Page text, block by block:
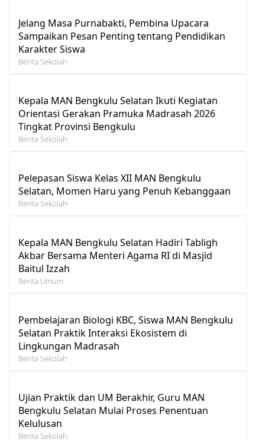
Jelang Masa Purnabakti, Pembina Upacara
Sampaikan Pesan Penting tentang Pendidikan
Karakter Siswa
Berita Sekolah
Kepala MAN Bengkulu Selatan Ikuti Kegiatan
Orientasi Gerakan Pramuka Madrasah 2026
Tingkat Provinsi Bengkulu
Berita Sekolah
Pelepasan Siswa Kelas XII MAN Bengkulu
Selatan, Momen Haru yang Penuh Kebanggaan
Berita Sekolah
Kepala MAN Bengkulu Selatan Hadiri Tabligh
Akbar Bersama Menteri Agama RI di Masjid
Baitul Izzah
Berita Umum
Pembelajaran Biologi KBC, Siswa MAN Bengkulu
Selatan Praktik Interaksi Ekosistem di
Lingkungan Madrasah
Berita Sekolah
Ujian Praktik dan UM Berakhir, Guru MAN
Bengkulu Selatan Mulai Proses Penentuan
Kelulusan
Berita Sekolah